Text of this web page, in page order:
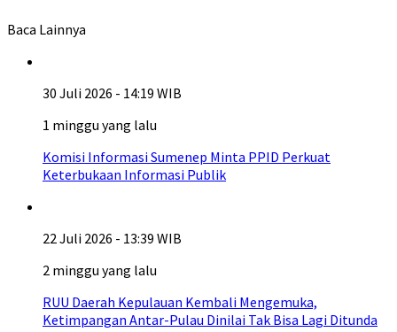
Baca Lainnya
30 Juli 2026 - 14:19 WIB
1 minggu yang lalu
Komisi Informasi Sumenep Minta PPID Perkuat
Keterbukaan Informasi Publik
22 Juli 2026 - 13:39 WIB
2 minggu yang lalu
RUU Daerah Kepulauan Kembali Mengemuka,
Ketimpangan Antar-Pulau Dinilai Tak Bisa Lagi Ditunda